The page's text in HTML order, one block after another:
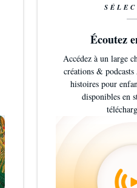
Écoutez
Accédez à un large
créations &
histoires pour
disponibles en